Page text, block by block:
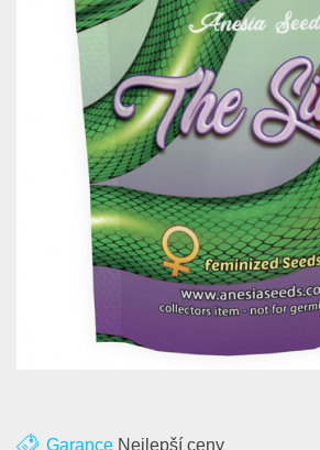
Obchody
O nás
Kontakt
Blog
Garance Nejlepší ceny